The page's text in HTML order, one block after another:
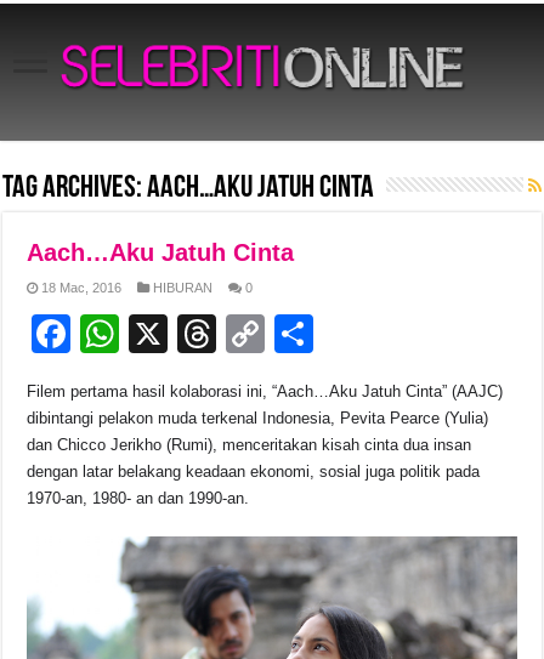
Tag Archives:Aach…Aku Jatuh Cinta
Aach…Aku Jatuh Cinta
18 Mac, 2016 HIBURAN 0
F
c
e
b
W
at
s
A
p
p
X
T
e
a
d
s
C
p
y
Li
n
k
ar
e
Filem pertama hasil kolaborasi ini, “Aach…Aku Jatuh Cinta” (AAJC)
dibintangi pelakon muda terkenal Indonesia, Pevita Pearce (Yulia)
dan Chicco Jerikho (Rumi), menceritakan kisah cinta dua insan
dengan latar belakang keadaan ekonomi, sosial juga politik pada
1970-an, 1980- an dan 1990-an.